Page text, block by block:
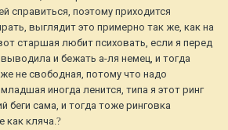
справиться, поэтому приходится
выглядит это примерно так же, как на
старшая любит психовать, если я перед
и бежать а-ля немец, и тогда
не свободная, потому что надо
иногда ленится, типа я этот ринг
беги сама, и тогда тоже ринговка
как кляча.?